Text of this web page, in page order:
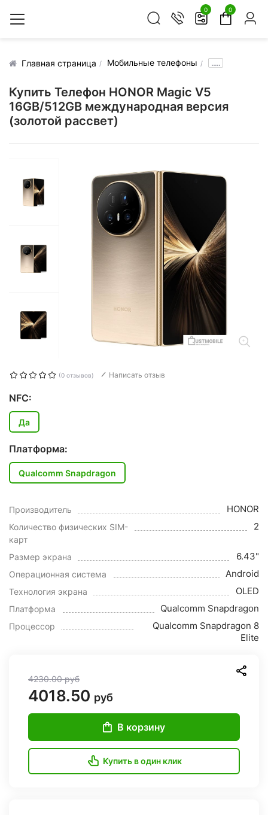
0 0
Главная страница Мобильные телефоны .....
Купить Телефон HONOR Magic V5
16GB/512GB международная версия
(золотой рассвет)
(0 отзывов) Написать отзыв
NFC:
Да
Платформа:
Qualcomm Snapdragon
Производитель HONOR
Количество физических SIM-
карт
2
Размер экрана 6.43"
Операционная система Android
Технология экрана OLED
Платформа Qualcomm Snapdragon
Процессор
Qualcomm Snapdragon 8
Elite
4230.00руб
4018.50 руб
В корзину
Купить в один клик